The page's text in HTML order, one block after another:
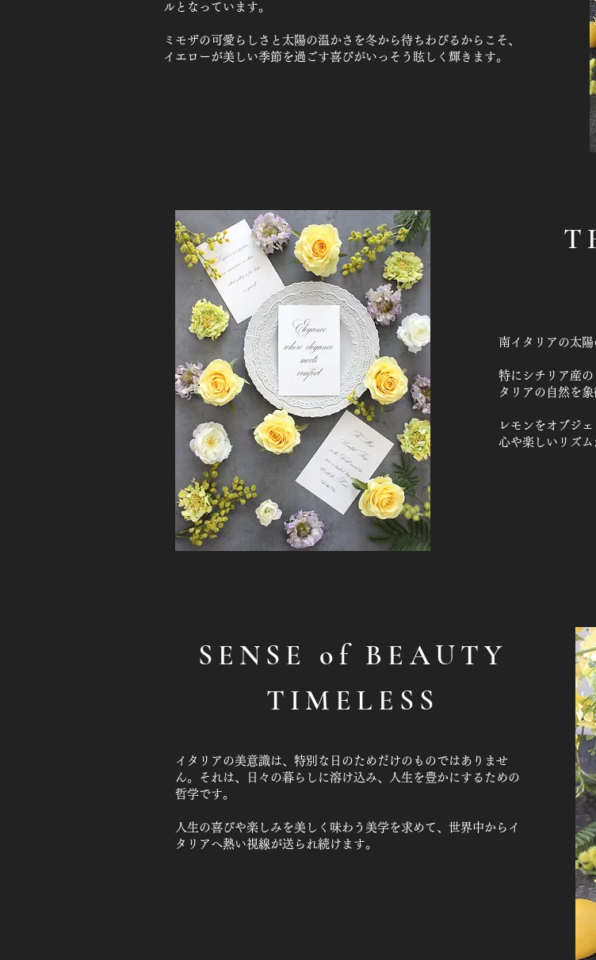
ルとなっています。
​ミモザの可愛らしさと太陽の温かさを冬から待ちわびるからこそ、
イエローが美しい季節を過ごす喜びがいっそう眩しく輝きます。
南イタリアの太
特にシチリア産
タリアの自然を象
レモンをオブジ
心や楽しいリズ
SENSE of BEAUTY
TIMELESS
イタリアの美意識は、特別な日のためだけのものではありませ
ん。それは、日々の暮らしに溶け込み、人生を豊かにするための
哲学です。
​人生の喜びや楽しみを美しく味わう美学を求めて、世界中からイ
タリアへ熱い視線が送られ続けます。